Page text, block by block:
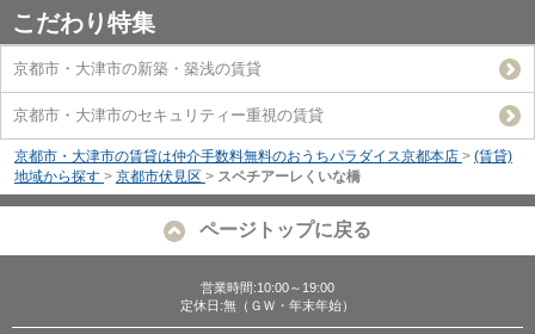
こだわり特集
京都市・大津市の新築・築浅の賃貸
京都市・大津市のセキュリティー重視の賃貸
京都市・大津市の賃貸は仲介手数料無料のおうちパラダイス京都本店 > (賃貸)
地域から探す > 京都市伏見区 > スペチアーレくいな橋
ページトップに戻る
営業時間:10:00～19:00
定休日:無（ＧＷ・年末年始）